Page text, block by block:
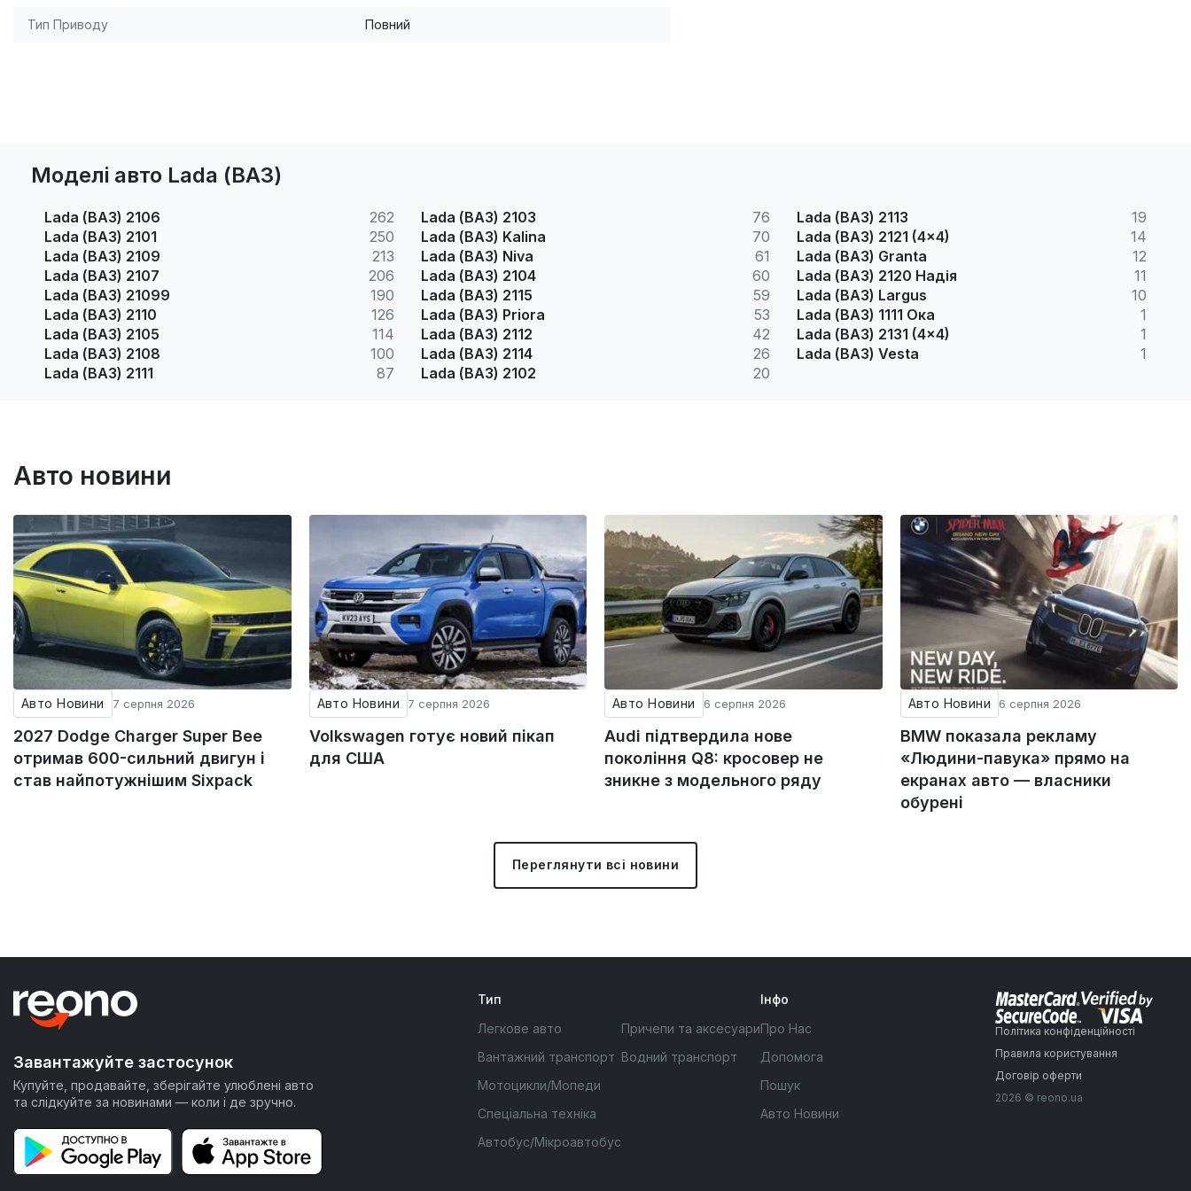
Тип Приводу Повний
Моделі авто Lada (ВАЗ)
Lada (ВАЗ) 2106
262
Lada (ВАЗ) 2101
250
Lada (ВАЗ) 2109
213
Lada (ВАЗ) 2107
206
Lada (ВАЗ) 21099
190
Lada (ВАЗ) 2110
126
Lada (ВАЗ) 2105
114
Lada (ВАЗ) 2108
100
Lada (ВАЗ) 2111
87
Lada (ВАЗ) 2103
76
Lada (ВАЗ) Kalina
70
Lada (ВАЗ) Niva
61
Lada (ВАЗ) 2104
60
Lada (ВАЗ) 2115
59
Lada (ВАЗ) Priora
53
Lada (ВАЗ) 2112
42
Lada (ВАЗ) 2114
26
Lada (ВАЗ) 2102
20
Lada (ВАЗ) 2113
19
Lada (ВАЗ) 2121 (4x4)
14
Lada (ВАЗ) Granta
12
Lada (ВАЗ) 2120 Надія
11
Lada (ВАЗ) Largus
10
Lada (ВАЗ) 1111 Ока
1
Lada (ВАЗ) 2131 (4x4)
1
Lada (ВАЗ) Vesta
1
Авто новини
Авто Новини 7 серпня 2026
2027 Dodge Charger Super Bee
отримав 600-сильний двигун і
став найпотужнішим Sixpack
Авто Новини 7 серпня 2026
Volkswagen готує новий пікап
для США
Авто Новини 6 серпня 2026
Audi підтвердила нове
покоління Q8: кросовер не
зникне з модельного ряду
Авто Новини 6 серпня 2026
BMW показала рекламу
«Людини-павука» прямо на
екранах авто — власники
обурені
Переглянути всі новини
Завантажуйте застосунок
Купуйте, продавайте, зберігайте улюблені авто
та слідкуйте за новинами — коли і де зручно.
Тип
Легкове авто
Вантажний транспорт
Мотоцикли/Мопеди
Спеціальна техніка
Автобус/Мікроавтобус
Причепи та аксесуари
Водний транспорт
Інфо
Про Нас
Допомога
Пошук
Авто Новини
Політика конфіденційності
Правила користування
Договір оферти
2026 © reono.ua